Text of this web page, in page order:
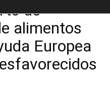
de
alimentos
Europea